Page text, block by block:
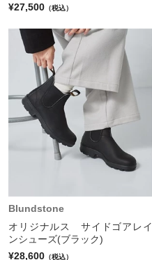
¥27,500 （税込）
Blundstone
オリジナルス サイドゴアレイ
ンシューズ(ブラック)
¥28,600 （税込）